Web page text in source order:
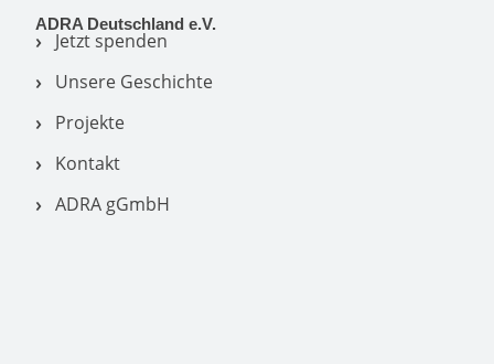
ADRA Deutschland e.V.
Jetzt spenden
Unsere Geschichte
Projekte
Kontakt
ADRA gGmbH